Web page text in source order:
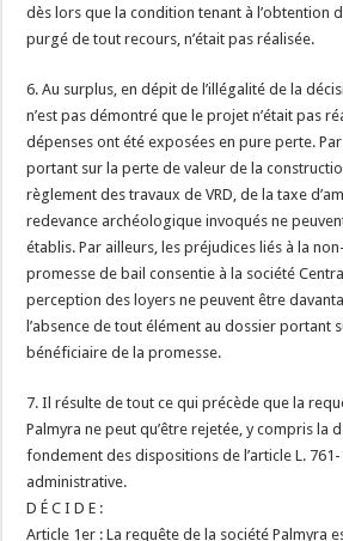
dès lors que la condition tenant à l’obtention
purgé de tout recours, n’était pas réalisée.
6. Au surplus, en dépit de l’illégalité de la
n’est pas démontré que le projet n’était pas
dépenses ont été exposées en pure perte.
portant sur la perte de valeur de la
règlement des travaux de VRD, de la taxe
redevance archéologique invoqués ne
établis. Par ailleurs, les préjudices liés à la
promesse de bail consentie à la société
perception des loyers ne peuvent être
l’absence de tout élément au dossier portant
bénéficiaire de la promesse.
7. Il résulte de tout ce qui précède que la
Palmyra ne peut qu’être rejetée, y compris la
fondement des dispositions de l’article L.
administrative.
D É C I D E :
Article 1er : La requête de la société Palmyra